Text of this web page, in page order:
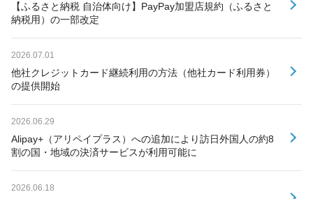
【ふるさと納税 自治体向け】PayPay加盟店規約（ふるさと
納税用）の一部改定
2026.07.01
他社クレジットカード継続利用の方法（他社カード利用券）
の提供開始
2026.06.29
Alipay+（アリペイプラス）への追加により訪日外国人の約8
割の国・地域の決済サービスが利用可能に
2026.06.18